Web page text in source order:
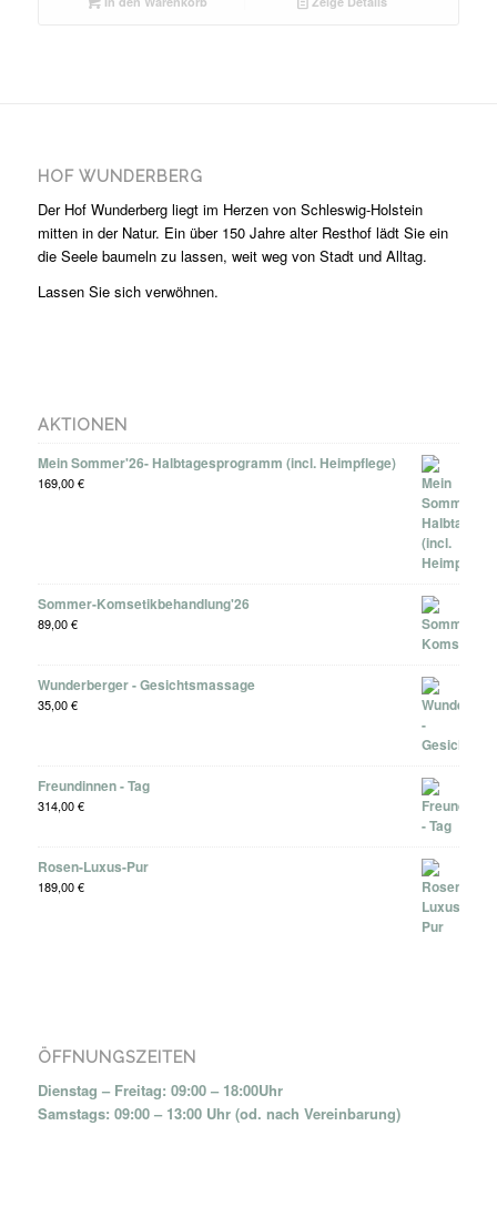
HOF WUNDERBERG
Der Hof Wunderberg liegt im Herzen von Schleswig-Holstein
mitten in der Natur. Ein über 150 Jahre alter Resthof lädt Sie ein
die Seele baumeln zu lassen, weit weg von Stadt und Alltag.
Lassen Sie sich verwöhnen.
AKTIONEN
Mein Sommer'26- Halbtagesprogramm (incl. Heimpflege)
169,00€
Sommer-Komsetikbehandlung'26
89,00€
Wunderberger - Gesichtsmassage
35,00€
Freundinnen - Tag
314,00€
Rosen-Luxus-Pur
189,00€
ÖFFNUNGSZEITEN
Dienstag – Freitag: 09:00 – 18:00Uhr
Samstags: 09:00 – 13:00 Uhr (od. nach Vereinbarung)